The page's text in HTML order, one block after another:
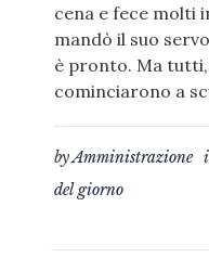
cena e fece molti
mandò il suo
è pronto. Ma tutti,
cominciarono a
byAmministrazione
del giorno